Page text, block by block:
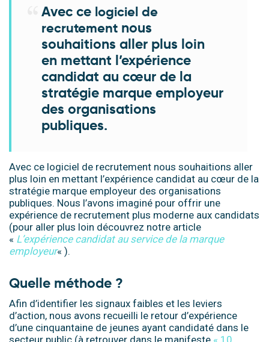
Avec ce logiciel de
recrutement nous
souhaitions aller plus loin
en mettant l’expérience
candidat au cœur de la
stratégie marque employeur
des organisations
publiques.
Avec ce logiciel de recrutement nous souhaitions aller
plus loin en mettant l’expérience candidat au cœur de la
stratégie marque employeur des organisations
publiques. Nous l’avons imaginé pour offrir une
expérience de recrutement plus moderne aux candidats
(pour aller plus loin découvrez notre article
« L’expérience candidat au service de la marque
employeur« ).
Quelle méthode ?
Afin d’identifier les signaux faibles et les leviers
d’action, nous avons recueilli le retour d’expérience
d’une cinquantaine de jeunes ayant candidaté dans le
secteur public (à retrouver dans le manifeste « 10